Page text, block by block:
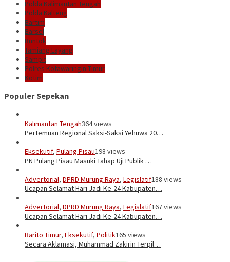
Polda Kalimantan Tengah
Polda Kalteng
Bartim
Barsel
Buntok
Tamiang Layang
Sampit
Polres Kotawaringin Timur
Kotim
Populer Sepekan
Kalimantan Tengah364 views
Pertemuan Regional Saksi-Saksi Yehuwa 20…
Eksekutif, Pulang Pisau198 views
PN Pulang Pisau Masuki Tahap Uji Publik …
Advertorial, DPRD Murung Raya, Legislatif188 views
Ucapan Selamat Hari Jadi Ke-24 Kabupaten…
Advertorial, DPRD Murung Raya, Legislatif167 views
Ucapan Selamat Hari Jadi Ke-24 Kabupaten…
Barito Timur, Eksekutif, Politik165 views
Secara Aklamasi, Muhammad Zakirin Terpil…